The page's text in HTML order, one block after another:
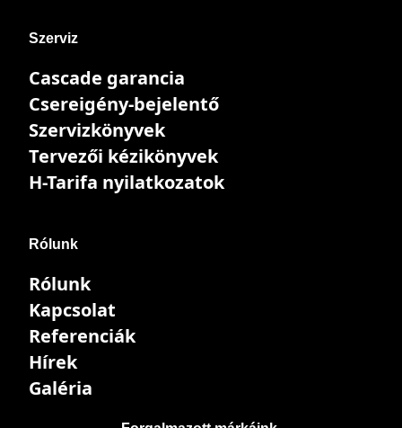
Szerviz
Cascade garancia
Csereigény-bejelentő
Szervizkönyvek
Tervezői kézikönyvek
H-Tarifa nyilatkozatok
Rólunk
Rólunk
Kapcsolat
Referenciák
Hírek
Galéria